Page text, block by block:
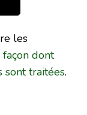
les
dont
sont traitées.